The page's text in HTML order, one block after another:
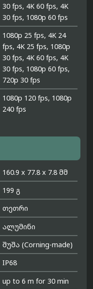
30 fps, 4K 60 fps, 4K
30 fps, 1080p 60 fps
1080p 25 fps, 4K 24
fps, 4K 25 fps, 1080p
30 fps, 4K 60 fps, 4K
30 fps, 1080p 60 fps,
720p 30 fps
1080p 120 fps, 1080p
240 fps
160.9 x 77.8 x 7.8 მმ
199 გ
თეთრი
ალუმინი
შუშა (Corning-made)
IP68
up to 6 m for 30 min